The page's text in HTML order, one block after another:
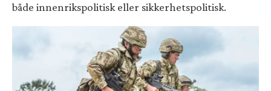
både innenrikspolitisk eller sikkerhetspolitisk.